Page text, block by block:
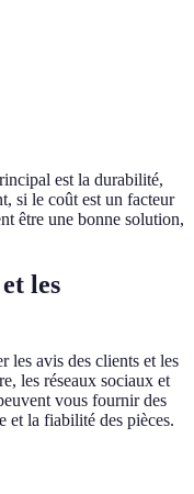
est la durabilité,
si le coût est un facteur
être une bonne solution,
les
les avis des clients et les
les réseaux sociaux et
vous fournir des
et la fiabilité des pièces.